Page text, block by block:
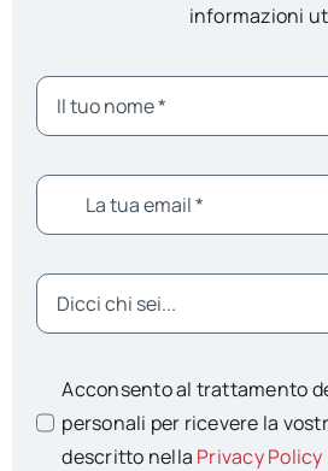
informazioni
Acconsento al trattamento
personali per ricevere la
descritto nella Privacy Policy